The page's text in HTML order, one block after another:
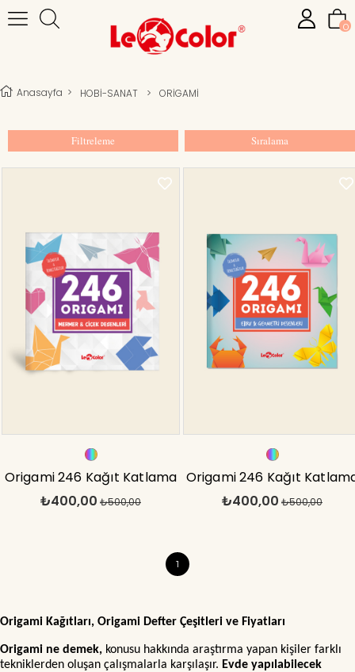
0
Anasayfa > HOBİ-SANAT > ORİGAMİ
Filtreleme Sıralama
Origami 246 Kağıt Katlama
Sanatı Mermer / Çiçek
₺400,00 ₺500,00
Origami 246 Kağıt
Sanatı Ebru / Geometrik
₺400,00 ₺500,00
1
Origami Kağıtları, Origami Defter Çeşitleri ve Fiyatları
Origami ne demek, konusu hakkında araştırma yapan kişiler farklı
tekniklerden oluşan çalışmalarla karşılaşır. Evde yapılabilecek